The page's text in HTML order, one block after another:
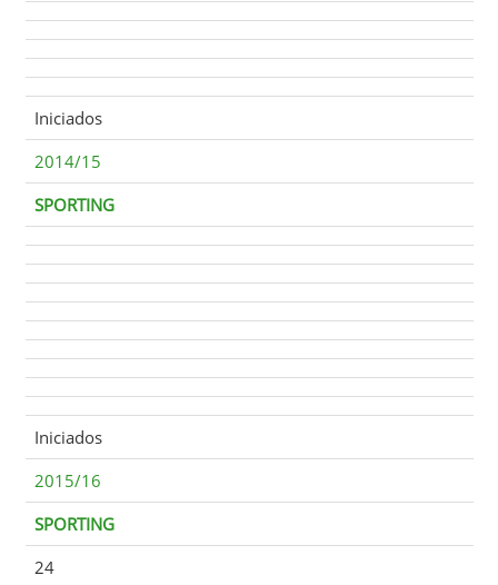
Iniciados
2014/15
SPORTING
Iniciados
2015/16
SPORTING
24